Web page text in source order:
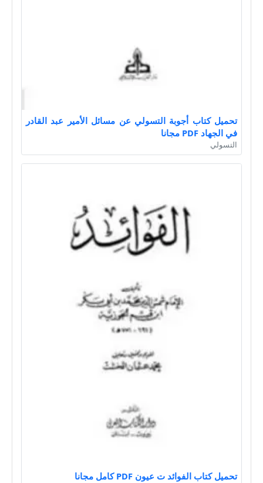
تحميل كتاب أجوبة التسولي عن مسائل الأمير عبد القادر
في الجهاد PDF مجانا
التسولي
تحميل كتاب الفوائد ت عيون PDF كامل مجانا